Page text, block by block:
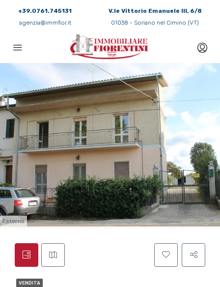
+39.0761.745131
agenzia@immfior.it
V.le Vittorio Emanuele III, 6/8
01038 - Soriano nel Cimino (VT)
Esterno
VENDITA